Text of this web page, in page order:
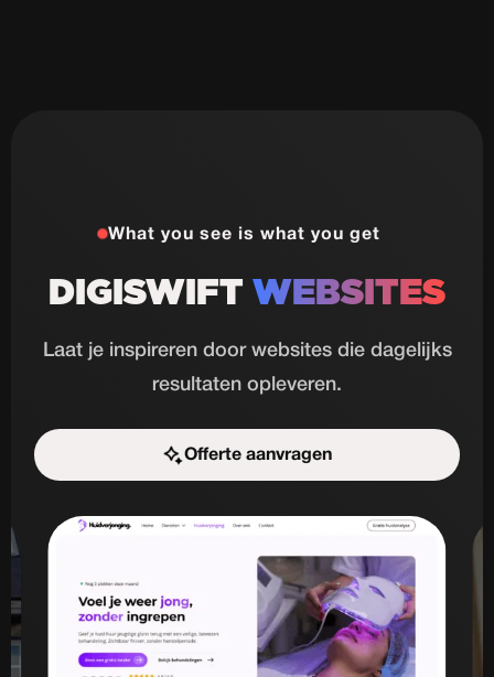
What you see is what you get
DIGISWIFT WEBSITES
Laat je inspireren door websites die dagelijks
resultaten opleveren.
Offerte aanvragen
Start de uitdaging